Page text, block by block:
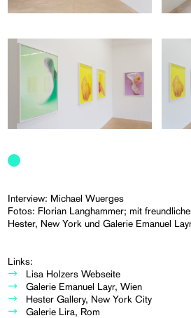
Interview: Michael Wuerges
Fotos: Florian Langhammer; mit
Hester, New York und Galerie Emanuel
Links:
Lisa Holzers Webseite
Galerie Emanuel Layr, Wien
Hester Gallery, New York City
Galerie Lira, Rom